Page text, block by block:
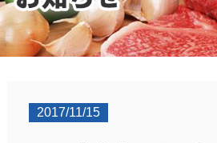
2017/11/15